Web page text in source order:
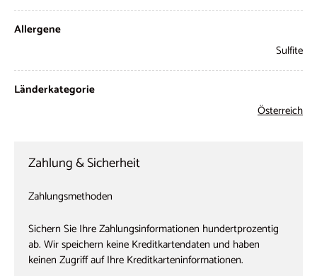
Allergene
Sulfite
Länderkategorie
Österreich
Zahlung & Sicherheit
Zahlungsmethoden
Sichern Sie Ihre Zahlungsinformationen hundertprozentig
ab. Wir speichern keine Kreditkartendaten und haben
keinen Zugriff auf Ihre Kreditkarteninformationen.